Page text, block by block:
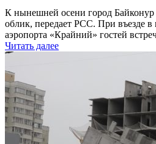
К нынешней осени город Байконур
облик, передает РСС. При въезде в
аэропорта «Крайний» гостей
Читать далее